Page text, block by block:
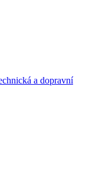
a dopravní